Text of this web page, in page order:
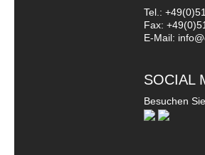
Tel.:
Fax:
E-Mail:
SOCIAL
Besuchen